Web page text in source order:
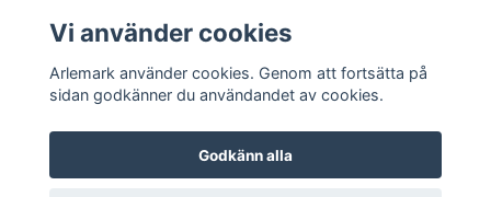
Vi använder cookies
Arlemark använder cookies. Genom att fortsätta på
sidan godkänner du användandet av cookies.
Godkänn alla